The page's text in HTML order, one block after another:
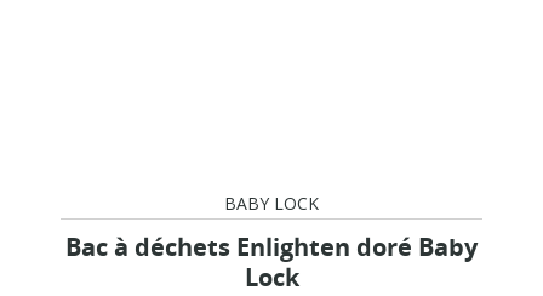
BABY LOCK
Bac à déchets Enlighten doré Baby
Lock